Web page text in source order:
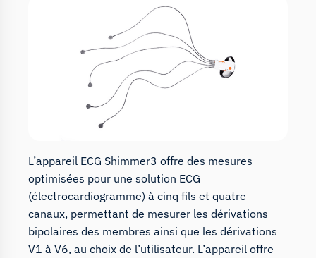
L’appareil ECG Shimmer3 offre des mesures
optimisées pour une solution ECG
(électrocardiogramme) à cinq fils et quatre
canaux, permettant de mesurer les dérivations
bipolaires des membres ainsi que les dérivations
V1 à V6, au choix de l’utilisateur. L’appareil offre